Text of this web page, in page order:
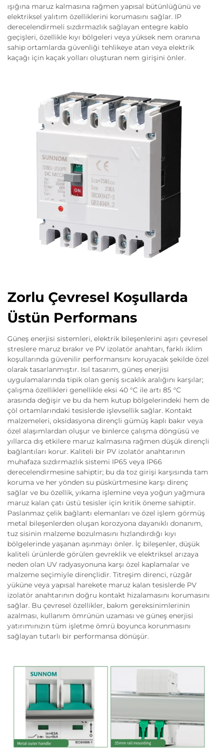
ışığına maruz kalmasına rağmen yapısal bütünlüğünü ve
elektriksel yalıtım özelliklerini korumasını sağlar. IP
derecelendirmeli sızdırmazlık sağlayan entegre kablo
geçişleri, özellikle kıyı bölgeleri veya yüksek nem oranına
sahip ortamlarda güvenliği tehlikeye atan veya elektrik
kaçağı için kaçak yolları oluşturan nem girişini önler.
Zorlu Çevresel Koşullarda
Üstün Performans
Güneş enerjisi sistemleri, elektrik bileşenlerini aşırı çevresel
streslere maruz bırakır ve PV izolatör anahtarı, farklı iklim
koşullarında güvenilir performansını koruyacak şekilde özel
olarak tasarlanmıştır. Isıl tasarım, güneş enerjisi
uygulamalarında tipik olan geniş sıcaklık aralığını karşılar;
çalışma özellikleri genellikle eksi 40 °C ile artı 85 °C
arasında değişir ve bu da hem kutup bölgelerindeki hem de
çöl ortamlarındaki tesislerde işlevsellik sağlar. Kontakt
malzemeleri, oksidasyona dirençli gümüş kaplı bakır veya
özel alaşımlardan oluşur ve binlerce çalışma döngüsü ve
yıllarca dış etkilere maruz kalmasına rağmen düşük dirençli
bağlantıları korur. Kaliteli bir PV izolatör anahtarının
muhafaza sızdırmazlık sistemi IP65 veya IP66
derecelendirmesine sahiptir; bu da toz girişi karşısında tam
koruma ve her yönden su püskürtmesine karşı direnç
sağlar ve bu özellik, yıkama işlemine veya yoğun yağmura
maruz kalan çatı üstü tesisler için kritik öneme sahiptir.
Paslanmaz çelik bağlantı elemanları ve özel işlem görmüş
metal bileşenlerden oluşan korozyona dayanıklı donanım,
tuz sisinin malzeme bozulmasını hızlandırdığı kıyı
bölgelerinde yaşanan aşınmayı önler. İç bileşenler, düşük
kaliteli ürünlerde görülen gevreklik ve elektriksel arızaya
neden olan UV radyasyonuna karşı özel kaplamalar ve
malzeme seçimiyle dirençlidir. Titreşim direnci, rüzgâr
yüküne veya yapısal harekete maruz kalan tesislerde PV
izolatör anahtarının doğru kontakt hizalamasını korumasını
sağlar. Bu çevresel özellikler, bakım gereksinimlerinin
azalması, kullanım ömrünün uzaması ve güneş enerjisi
yatırımınızın tüm işletme ömrü boyunca korunmasını
sağlayan tutarlı bir performansa dönüşür.